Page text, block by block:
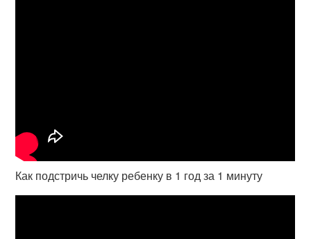
Как подстричь челку ребенку в 1 год за 1 минуту